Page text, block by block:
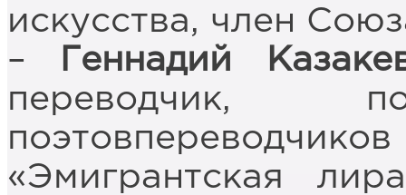
искусства, член
–
Геннадий
переводчик,
«Эмигрантская